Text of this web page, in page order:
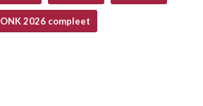
ONK 2026 compleet